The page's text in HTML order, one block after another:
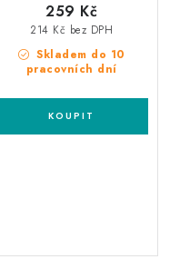
Skladem do 10
pracovních dní
214 Kč bez DPH
259 Kč